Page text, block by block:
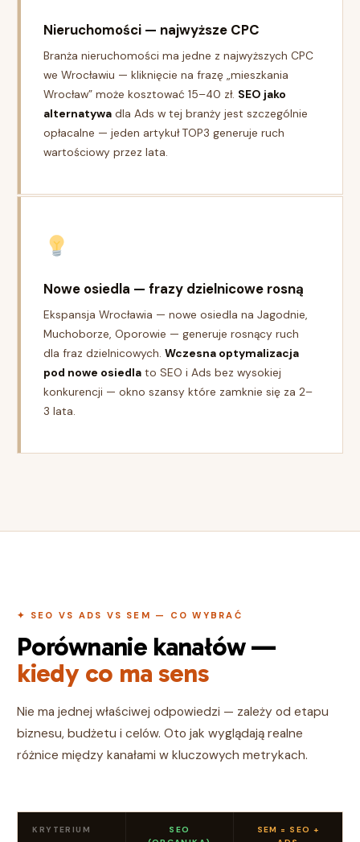
Nieruchomości — najwyższe CPC
Branża nieruchomości ma jedne z najwyższych CPC
we Wrocławiu — kliknięcie na frazę „mieszkania
Wrocław” może kosztować 15–40 zł. SEO jako
alternatywa dla Ads w tej branży jest szczególnie
opłacalne — jeden artykuł TOP3 generuje ruch
wartościowy przez lata.
Nowe osiedla — frazy dzielnicowe rosną
Ekspansja Wrocławia — nowe osiedla na Jagodnie,
Muchoborze, Oporowie — generuje rosnący ruch
dla fraz dzielnicowych.Wczesna optymalizacja
pod nowe osiedla to SEO i Ads bez wysokiej
konkurencji — okno szansy które zamknie się za 2–
3 lata.
✦ SEO VS ADS VS SEM — CO WYBRAĆ
Porównanie kanałów —
kiedy co ma sens
Nie ma jednej właściwej odpowiedzi — zależy od etapu
biznesu, budżetu i celów. Oto jak wyglądają realne
różnice między kanałami w kluczowych metrykach.
KRYTERIUM
SEO
SEM = SEO +